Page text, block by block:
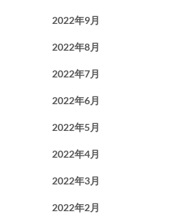
2022年9月
2022年8月
2022年7月
2022年6月
2022年5月
2022年4月
2022年3月
2022年2月